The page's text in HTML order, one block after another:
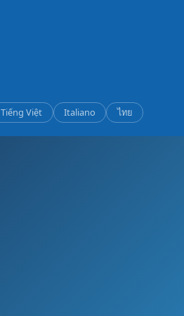
Tiếng Việt Italiano ไทย